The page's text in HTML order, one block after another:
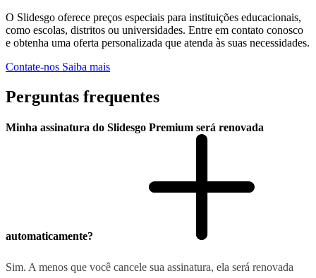
O Slidesgo oferece preços especiais para instituições educacionais,
como escolas, distritos ou universidades. Entre em contato conosco
e obtenha uma oferta personalizada que atenda às suas necessidades.
Contate-nos Saiba mais
Perguntas frequentes
Minha assinatura do Slidesgo Premium será renovada
automaticamente?
Sim. A menos que você cancele sua assinatura, ela será renovada